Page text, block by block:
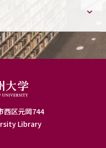
西区元岡744
Library